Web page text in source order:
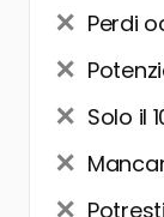
Perdi
Solo il